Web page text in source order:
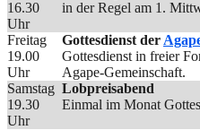
16.30
Uhr
in der Regel am 1.
Freitag
19.00
Uhr
Gottesdienst der
Gottesdienst in freier
Agape-Gemeinschaft.
Samstag
19.30
Uhr
Lobpreisabend
Einmal im Monat